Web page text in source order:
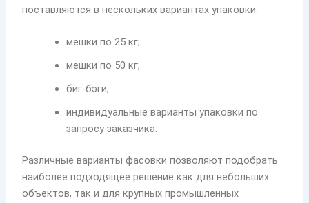
поставляются в нескольких вариантах упаковки:
мешки по 25 кг;
мешки по 50 кг;
биг-бэги;
индивидуальные варианты упаковки по
запросу заказчика.
Различные варианты фасовки позволяют подобрать
наиболее подходящее решение как для небольших
объектов, так и для крупных промышленных